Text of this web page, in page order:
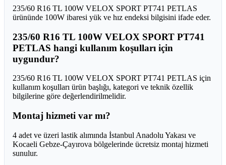
235/60 R16 TL 100W VELOX SPORT PT741 PETLAS
ürününde 100W ibaresi yük ve hız endeksi bilgisini ifade eder.
235/60 R16 TL 100W VELOX SPORT PT741
PETLAS hangi kullanım koşulları için
uygundur?
235/60 R16 TL 100W VELOX SPORT PT741 PETLAS için
kullanım koşulları ürün başlığı, kategori ve teknik özellik
bilgilerine göre değerlendirilmelidir.
Montaj hizmeti var mı?
4 adet ve üzeri lastik alımında İstanbul Anadolu Yakası ve
Kocaeli Gebze-Çayırova bölgelerinde ücretsiz montaj hizmeti
sunulur.